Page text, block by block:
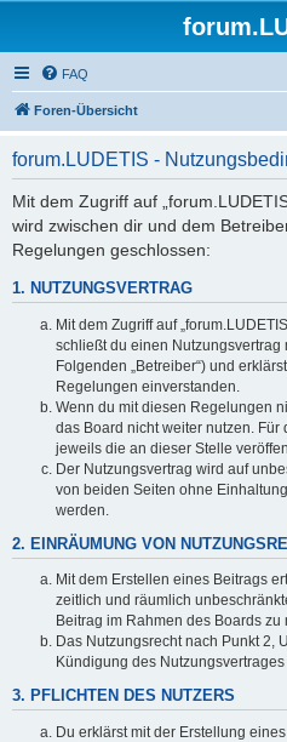
FAQ
Foren-Übersicht
forum.LUDETIS -
Mit dem Zugriff auf
wird zwischen dir und dem
Regelungen geschlossen:
1. NUTZUNGSVERTRAG
Mit dem Zugriff auf
schließt du einen
Folgenden „Betreiber“) und
Regelungen einverstanden.
Wenn du mit diesen Regelungen
das Board nicht weiter nutzen.
jeweils die an dieser Stelle
Der Nutzungsvertrag wird auf
von beiden Seiten ohne
werden.
2. EINRÄUMUNG VON
Mit dem Erstellen eines Beitrags
zeitlich und räumlich
Beitrag im Rahmen des Boards zu
Das Nutzungsrecht nach Punkt 2,
Kündigung des
3. PFLICHTEN DES NUTZERS
Du erklärst mit der Erstellung